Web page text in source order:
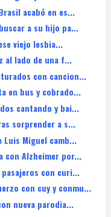
acabó en es...
a su hijo pa...
viejo lesbia...
al lado de una f...
con cancion...
en bus y cobrado...
cantando y bai...
sorprender a s...
Miguel camb...
con Alzheimer por...
con curi...
con cuy y conmu...
nueva parodia...